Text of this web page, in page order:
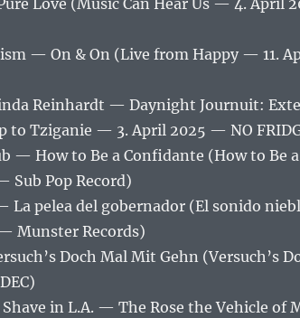
Love (Music Can Hear Us — 4. April
— On & On (Live from Happy — 11.
Reinhardt — Daynight Journuit:
to Tziganie — 3. April 2025 — NO
— How to Be a Confidante (How to Be
Sub Pop Record)
La pelea del gobernador (El sonido
Munster Records)
Doch Mal Mit Gehn (Versuch’s
in L.A. — The Rose the Vehicle of